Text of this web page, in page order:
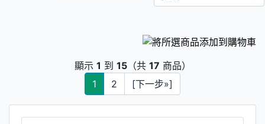
顯示 1 到 15（共 17 商品）
1
2 [下一步»]